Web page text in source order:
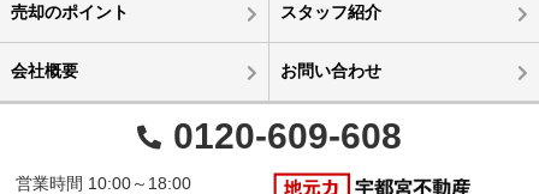
売却のポイント スタッフ紹介
会社概要 お問い合わせ
0120-609-608
営業時間 10:00～18:00